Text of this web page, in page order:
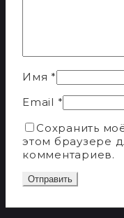
Имя *
Email *
Сохранить
этом браузере
комментариев.